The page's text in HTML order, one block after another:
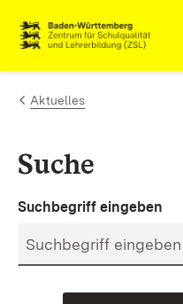
Zum Inhalt springen
Link zur Startseite
Aktuelles
Suche
Suchbegriff eingeben